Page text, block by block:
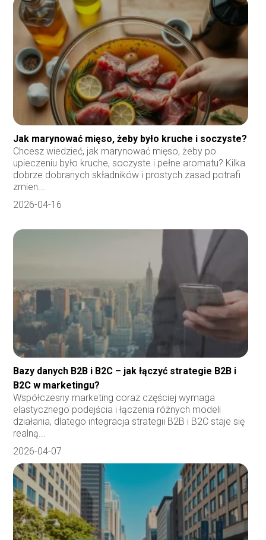
Jak marynować mięso, żeby było kruche i soczyste?
Chcesz wiedzieć, jak marynować mięso, żeby po
upieczeniu było kruche, soczyste i pełne aromatu? Kilka
dobrze dobranych składników i prostych zasad potrafi
zmien...
2026-04-16
Bazy danych B2B i B2C – jak łączyć strategie B2B i
B2C w marketingu?
Współczesny marketing coraz częściej wymaga
elastycznego podejścia i łączenia różnych modeli
działania, dlatego integracja strategii B2B i B2C staje się
realną...
2026-04-07